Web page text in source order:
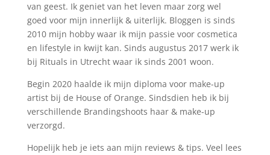
van geest. Ik geniet van het leven maar zorg wel
goed voor mijn innerlijk & uiterlijk. Bloggen is sinds
2010 mijn hobby waar ik mijn passie voor cosmetica
en lifestyle in kwijt kan. Sinds augustus 2017 werk ik
bij Rituals in Utrecht waar ik sinds 2001 woon.
Begin 2020 haalde ik mijn diploma voor make-up
artist bij de House of Orange. Sindsdien heb ik bij
verschillende Brandingshoots haar & make-up
verzorgd.
Hopelijk heb je iets aan mijn reviews & tips. Veel lees